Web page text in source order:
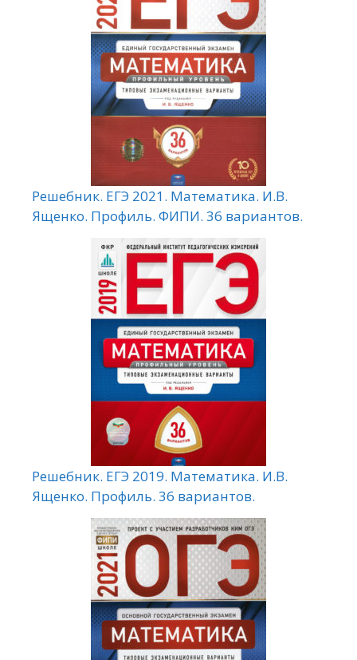
Решебник. ЕГЭ 2021. Математика. И.В.
Ященко. Профиль. ФИПИ. 36 вариантов.
Решебник. ЕГЭ 2019. Математика. И.В.
Ященко. Профиль. 36 вариантов.